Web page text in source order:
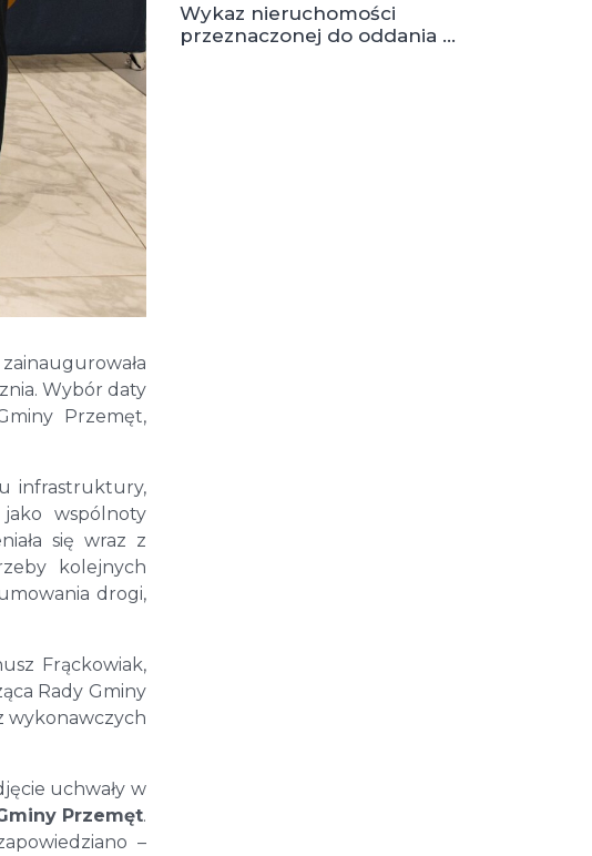
Wybór daty
Przemęt,
infrastruktury,
wspólnoty
się wraz z
kolejnych
drogi,
Frąckowiak,
Rady Gminy
wykonawczych
uchwały w
Przemęt.
–
Wykaz nieruchomości
przeznaczonej do oddania w